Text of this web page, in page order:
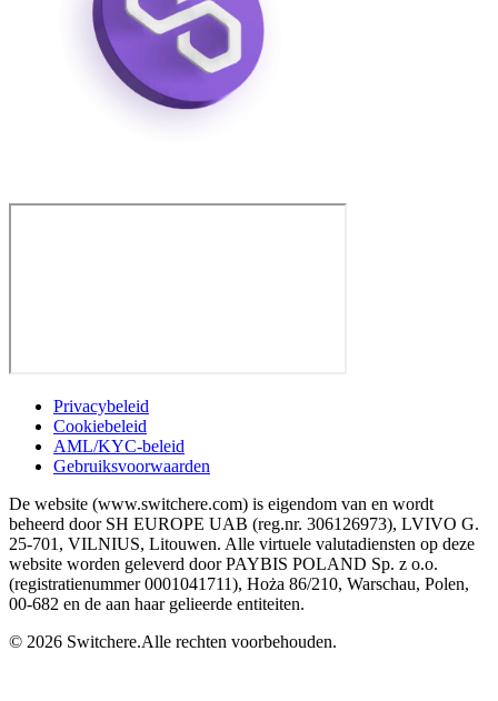
Privacybeleid
Cookiebeleid
AML/KYC-beleid
Gebruiksvoorwaarden
De website (www.switchere.com) is eigendom van en wordt
beheerd door SH EUROPE UAB (reg.nr. 306126973), LVIVO G.
25-701, VILNIUS, Litouwen. Alle virtuele valutadiensten op deze
website worden geleverd door PAYBIS POLAND Sp. z o.o.
(registratienummer 0001041711), Hoża 86/210, Warschau, Polen,
00-682 en de aan haar gelieerde entiteiten.
© 2026 Switchere.Alle rechten voorbehouden.